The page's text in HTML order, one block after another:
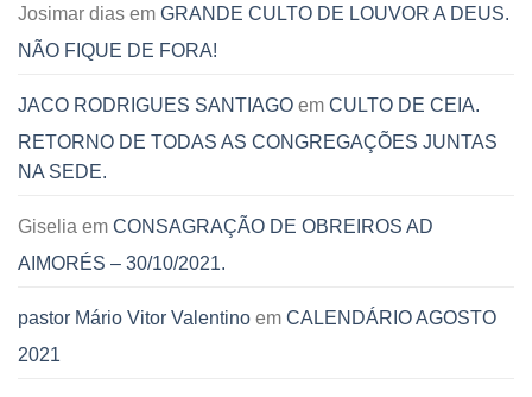
Josimar dias em GRANDE CULTO DE LOUVOR A DEUS.
NÃO FIQUE DE FORA!
JACO RODRIGUES SANTIAGO em CULTO DE CEIA.
RETORNO DE TODAS AS CONGREGAÇÕES JUNTAS
NA SEDE.
Giselia em CONSAGRAÇÃO DE OBREIROS AD
AIMORÉS – 30/10/2021.
pastor Mário Vitor Valentino em CALENDÁRIO AGOSTO
2021